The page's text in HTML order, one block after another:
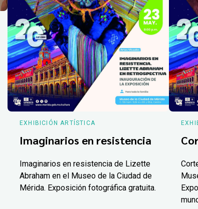
EXHIBICIÓN ARTÍSTICA
Imaginarios en resistencia
Imaginarios en resistencia de Lizette
Abraham en el Museo de la Ciudad de
Mérida. Exposición fotográfica gratuita.